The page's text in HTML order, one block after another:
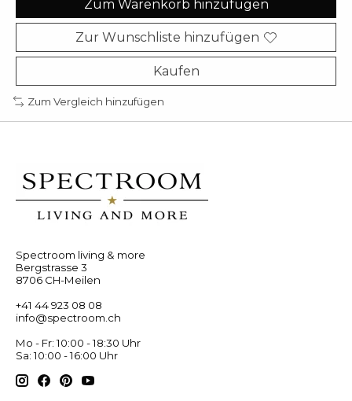
Zum Warenkorb hinzufügen
Zur Wunschliste hinzufügen
Kaufen
Zum Vergleich hinzufügen
Spectroom living & more
Bergstrasse 3
8706 CH-Meilen
+41 44 923 08 08
info@spectroom.ch
Mo - Fr: 10:00 - 18:30 Uhr
Sa: 10:00 - 16:00 Uhr